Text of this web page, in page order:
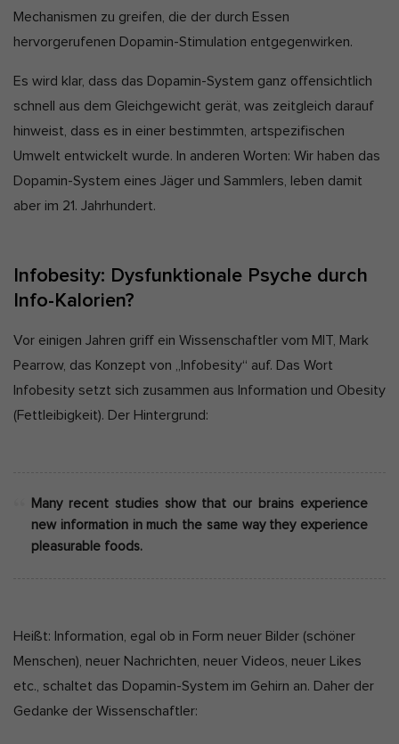
Mechanismen zu greifen, die der durch Essen
hervorgerufenen Dopamin-Stimulation entgegenwirken.
Es wird klar, dass das Dopamin-System ganz offensichtlich
schnell aus dem Gleichgewicht gerät, was zeitgleich darauf
hinweist, dass es in einer bestimmten, artspezifischen
Umwelt entwickelt wurde. In anderen Worten: Wir haben das
Dopamin-System eines Jäger und Sammlers, leben damit
aber im 21. Jahrhundert.
Infobesity: Dysfunktionale Psyche durch
Info-Kalorien?
Vor einigen Jahren griff ein Wissenschaftler vom MIT, Mark
Pearrow, das Konzept von „Infobesity“ auf. Das Wort
Infobesity setzt sich zusammen aus Information und Obesity
(Fettleibigkeit). Der Hintergrund:
Many recent studies show that our brains experience
new information in much the same way they experience
pleasurable foods.
Heißt: Information, egal ob in Form neuer Bilder (schöner
Menschen), neuer Nachrichten, neuer Videos, neuer Likes
etc., schaltet das Dopamin-System im Gehirn an. Daher der
Gedanke der Wissenschaftler: